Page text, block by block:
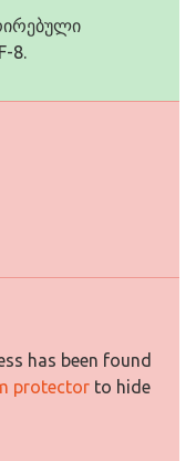
8.
has been found
protector to hide